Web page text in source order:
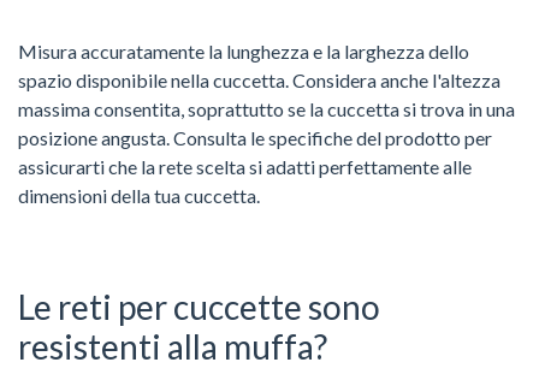
Misura accuratamente la lunghezza e la larghezza dello
spazio disponibile nella cuccetta. Considera anche l'altezza
massima consentita, soprattutto se la cuccetta si trova in una
posizione angusta. Consulta le specifiche del prodotto per
assicurarti che la rete scelta si adatti perfettamente alle
dimensioni della tua cuccetta.
Le reti per cuccette sono
resistenti alla muffa?